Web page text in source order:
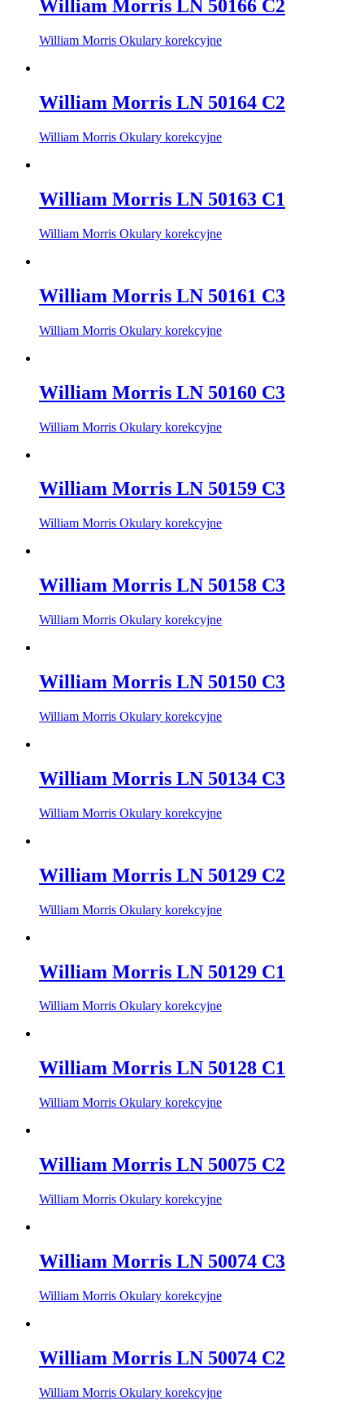
William Morris LN 50166 C2
William Morris Okulary korekcyjne
William Morris LN 50164 C2
William Morris Okulary korekcyjne
William Morris LN 50163 C1
William Morris Okulary korekcyjne
William Morris LN 50161 C3
William Morris Okulary korekcyjne
William Morris LN 50160 C3
William Morris Okulary korekcyjne
William Morris LN 50159 C3
William Morris Okulary korekcyjne
William Morris LN 50158 C3
William Morris Okulary korekcyjne
William Morris LN 50150 C3
William Morris Okulary korekcyjne
William Morris LN 50134 C3
William Morris Okulary korekcyjne
William Morris LN 50129 C2
William Morris Okulary korekcyjne
William Morris LN 50129 C1
William Morris Okulary korekcyjne
William Morris LN 50128 C1
William Morris Okulary korekcyjne
William Morris LN 50075 C2
William Morris Okulary korekcyjne
William Morris LN 50074 C3
William Morris Okulary korekcyjne
William Morris LN 50074 C2
William Morris Okulary korekcyjne